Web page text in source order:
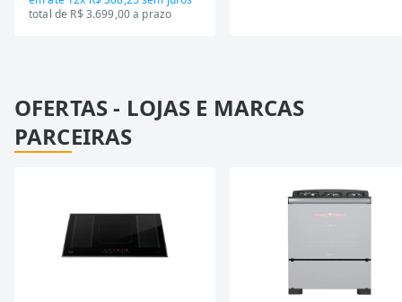
total de R$ 3.699,00 a prazo
OFERTAS - LOJAS E MARCAS
PARCEIRAS